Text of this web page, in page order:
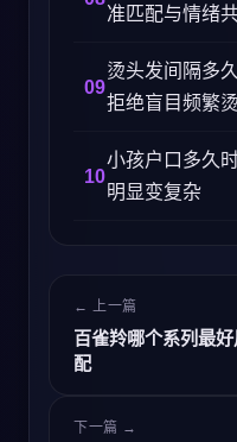
准匹配与情绪
烫头发间隔多
拒绝盲目频繁
小孩户口多久
明显变复杂
← 上一篇
百雀羚哪个系列最
配
下一篇 →